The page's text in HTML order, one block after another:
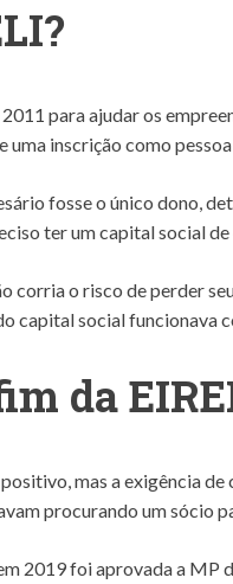
para ajudar os
uma inscrição como
fosse o único dono,
ter um capital social
corria o risco de perder
capital social funcionava
da
mas a exigência
procurando um sócio
2019 foi aprovada a MP